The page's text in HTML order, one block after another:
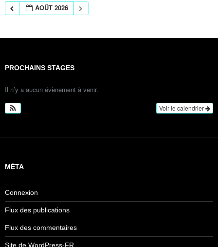
AOÛT 2026
PROCHAINS STAGES
Il n’y a aucun évènement à venir.
Voir le calendrier
MÉTA
Connexion
Flux des publications
Flux des commentaires
Site de WordPress-FR